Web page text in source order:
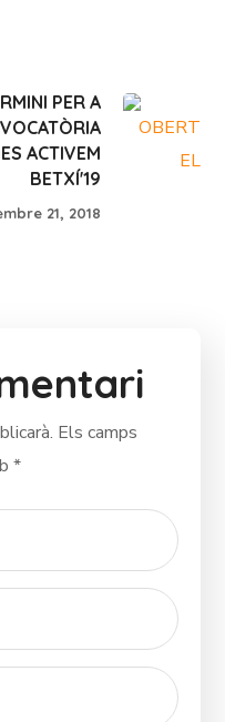
PER A
ACTIVEM
BETXÍ'19
21, 2018
Els camps
*